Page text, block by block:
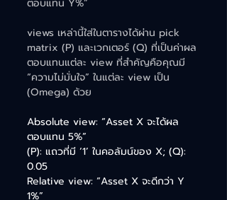
ตอบแทน Y%”
views เหล่านี้ใส่ในตารางได้ผ่าน pick
matrix (P) และเวกเตอร์ (Q) ที่เป็นค่าผล
ตอบแทนแต่ละ view ที่สำคัญคือคุณมี
“ความไม่มั่นใจ” ในแต่ละ view เป็น
(Omega) ด้วย
Absolute view: “Asset X จะได้ผล
ตอบแทน 5%”
(P): แถวที่มี ‘1’ ในคอลัมน์ของ X; (Q):
0.05
Relative view: “Asset X จะดีกว่า Y
1%”